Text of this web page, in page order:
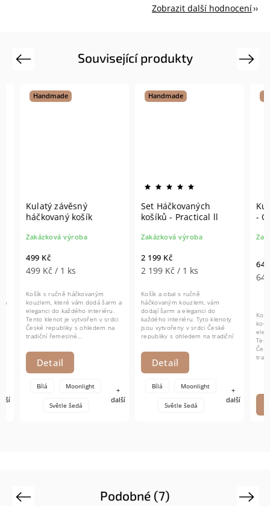
Zobrazit další hodnocení
Související produkty
Previous
Handmade
Kulatý závěsný
háčkovaný košík
Zakázková výroba
499 Kč
499 Kč / 1 ks
Detail
Košík s ručně háčkovaným
kouzlem, které vám dodá šarm a
eleganci do každého interiéru.
Tento klenot je vytvořen v srdci
České republiky s ohledem na
tradiční řemeslné...
Moonlight
Světle šedá
další
Handmade
Set Háčkovaných
košíků - Practical ll
Zakázková výroba
2 199 Kč
2 199 Kč / 1 ks
Detail
Košík a obal s ručně
háčkovaným kouzlem, vám
dodají šarm a eleganci do
každého interiéru. Tyto klenoty
jsou vytvořeny v srdci České
republiky s ohledem na tradiční
Moonlight
Světle šedá
další
-
649 Kč
649
Košík
Tento
České
Next
Podobné (7)
Previous Next